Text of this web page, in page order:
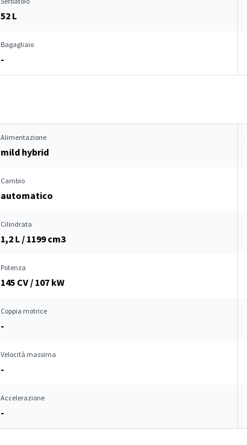
52 L
Bagagliaio
-
Alimentazione
mild hybrid
Cambio
automatico
Cilindrata
1,2 L / 1199 cm3
Potenza
145 CV / 107 kW
Coppia motrice
-
Velocità massima
-
Accelerazione
-